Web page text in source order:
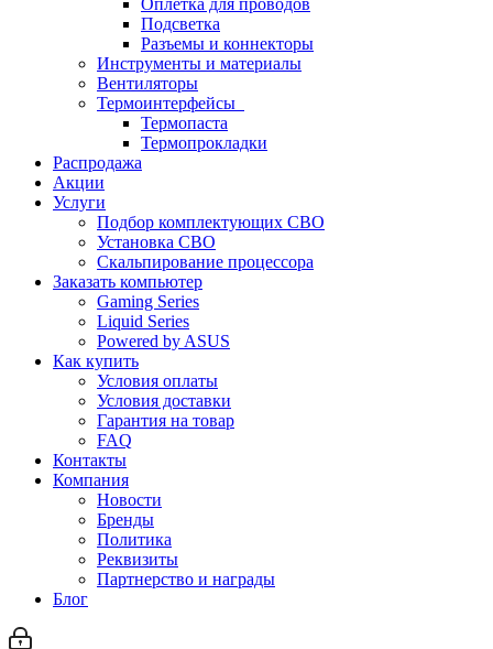
Оплетка для проводов
Подсветка
Разъемы и коннекторы
Инструменты и материалы
Вентиляторы
Термоинтерфейсы
Термопаста
Термопрокладки
Распродажа
Акции
Услуги
Подбор комплектующих СВО
Установка СВО
Скальпирование процессора
Заказать компьютер
Gaming Series
Liquid Series
Powered by ASUS
Как купить
Условия оплаты
Условия доставки
Гарантия на товар
FAQ
Контакты
Компания
Новости
Бренды
Политика
Реквизиты
Партнерство и награды
Блог